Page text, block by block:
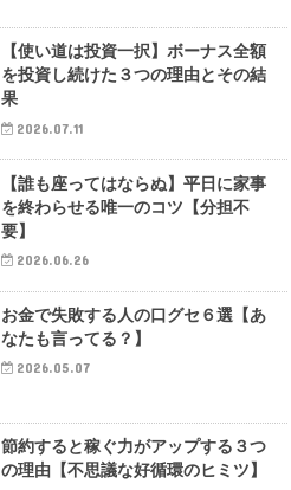
【使い道は投資一択】ボーナス全額
を投資し続けた３つの理由とその結
果
2026.07.11
【誰も座ってはならぬ】平日に家事
を終わらせる唯一のコツ【分担不
要】
2026.06.26
お金で失敗する人の口グセ６選【あ
なたも言ってる？】
2026.05.07
節約すると稼ぐ力がアップする３つ
の理由【不思議な好循環のヒミツ】